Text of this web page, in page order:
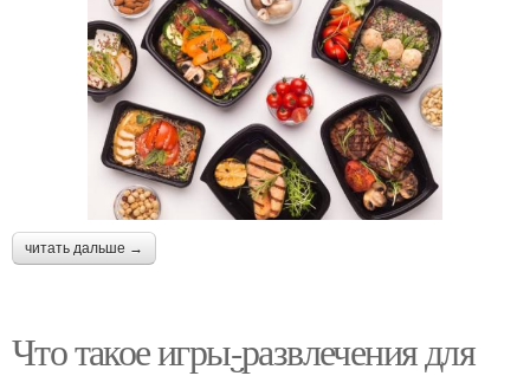
читать дальше →
Что такое игры-развлечения для